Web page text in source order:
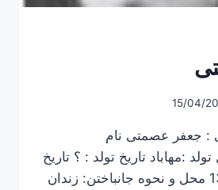
15/04/
: جعفر عصمتی نام
:مهاباد تاریخ تولد : ؟ تاریخ
جانباختن :آذر 1362 محل و نحوه جانباختن: زندان